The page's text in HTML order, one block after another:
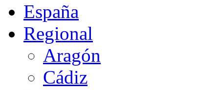
España
Regional
Aragón
Cádiz